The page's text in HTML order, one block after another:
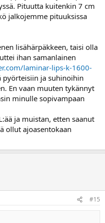
Pituutta kuitenkin 7 cm
jalkojemme pituuksissa
lisähärpäkkeen, taisi olla
ihan samanlainen
laminar-lips-k-1600-
pyörteisiin ja suhinoihin
En vaan muuten tykännyt
minulle sopivampaan
ja muistan, etten saanut
ollut ajoasentokaan
#15